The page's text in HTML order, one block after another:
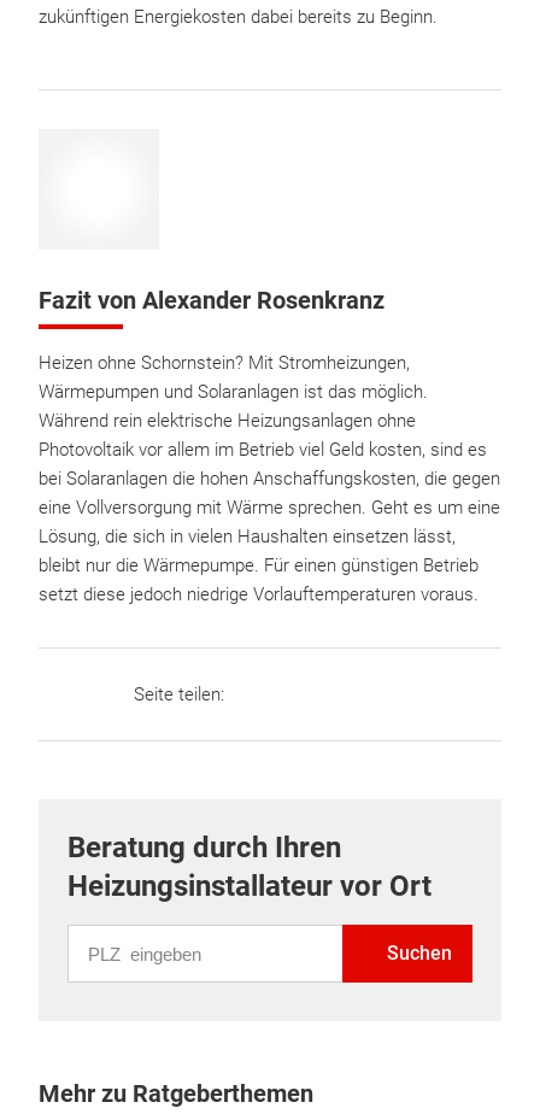
zukünftigen Energiekosten dabei bereits zu Beginn.
Fazit von Alexander Rosenkranz
Heizen ohne Schornstein? Mit Stromheizungen,
Wärmepumpen und Solaranlagen ist das möglich.
Während rein elektrische Heizungsanlagen ohne
Photovoltaik vor allem im Betrieb viel Geld kosten, sind es
bei Solaranlagen die hohen Anschaffungskosten, die gegen
eine Vollversorgung mit Wärme sprechen. Geht es um eine
Lösung, die sich in vielen Haushalten einsetzen lässt,
bleibt nur die Wärmepumpe. Für einen günstigen Betrieb
setzt diese jedoch niedrige Vorlauftemperaturen voraus.
Seite teilen:
Beratung durch Ihren
Heizungsinstallateur vor Ort
Suchen
Mehr zu Ratgeberthemen